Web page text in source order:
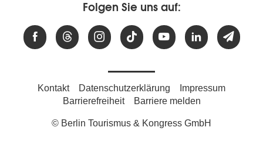
Folgen Sie uns auf:
Kontakt Datenschutzerklärung
Impressum
Barrierefreiheit
Barriere melden
© Berlin Tourismus & Kongress GmbH